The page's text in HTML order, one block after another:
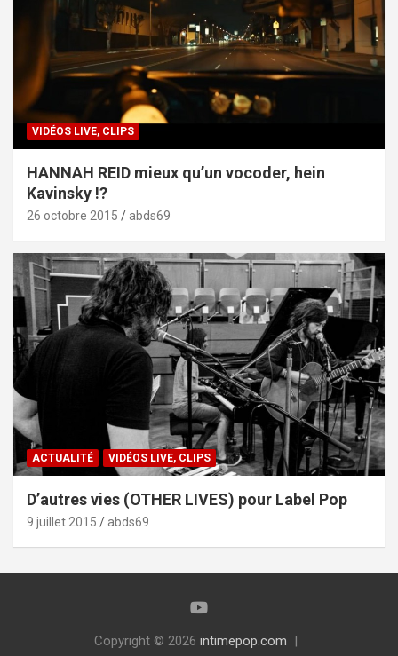
VIDÉOS LIVE, CLIPS
HANNAH REID mieux qu’un vocoder, hein
Kavinsky !?
26 octobre 2015 abds69
ACTUALITÉ VIDÉOS LIVE, CLIPS
D’autres vies (OTHER LIVES) pour Label Pop
9 juillet 2015 abds69
Copyright © 2026 intimepop.com